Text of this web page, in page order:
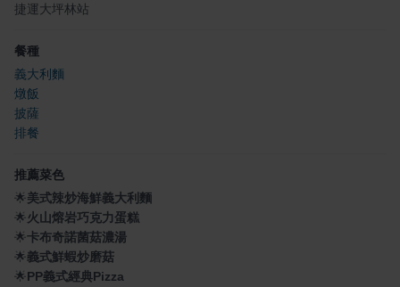
捷運大坪林站
餐種
義大利麵
燉飯
披薩
排餐
推薦菜色
🌟美式辣炒海鮮義大利麵
🌟火山熔岩巧克力蛋糕
🌟卡布奇諾菌菇濃湯
🌟義式鮮蝦炒磨菇
🌟PP義式經典Pizza